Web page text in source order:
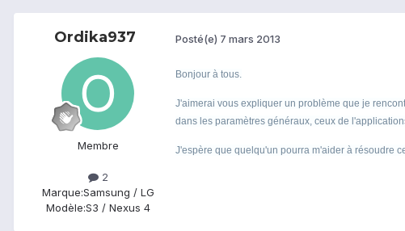
Ordika937
Membre
2
Marque:Samsung / LG
Modèle:S3 / Nexus 4
Posté(e) 7 mars 2013
Bonjour à tous.
J'aimerai vous expliquer un problème que je
dans les paramètres généraux, ceux de
J'espère que quelqu'un pourra m'aider à résoudre